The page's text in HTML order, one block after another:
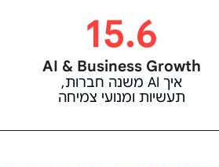
15.6
AI & Business Growth
איך AI משנה חברות,
תעשיות ומנועי צמיחה